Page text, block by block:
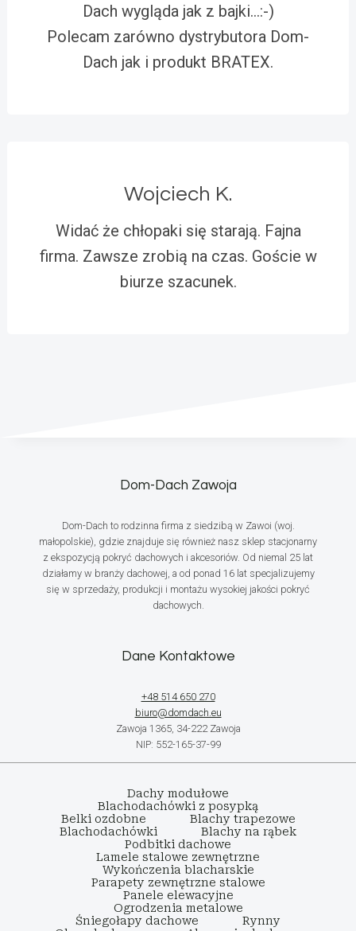
Dach wygląda jak z bajki…:-)
Polecam zarówno dystrybutora Dom-
Dach jak i produkt BRATEX.
Wojciech K.
Widać że chłopaki się starają. Fajna
firma. Zawsze zrobią na czas. Goście w
biurze szacunek.
Dom-Dach Zawoja
Dom-Dach to rodzinna firma z siedzibą w Zawoi (woj.
małopolskie), gdzie znajduje się również nasz sklep stacjonarny
z ekspozycją pokryć dachowych i akcesoriów. Od niemal 25 lat
działamy w branży dachowej, a od ponad 16 lat specjalizujemy
się w sprzedaży, produkcji i montażu wysokiej jakości pokryć
dachowych.
Dane Kontaktowe
+48 514 650 270
biuro@domdach.eu
Zawoja 1365, 34-222 Zawoja
NIP: 552-165-37-99
Dachy modułowe
Blachodachówki z posypką
Belki ozdobne
Blachy trapezowe
Blachodachówki
Blachy na rąbek
Podbitki dachowe
Lamele stalowe zewnętrzne
Wykończenia blacharskie
Parapety zewnętrzne stalowe
Panele elewacyjne
Ogrodzenia metalowe
Śniegołapy dachowe
Rynny